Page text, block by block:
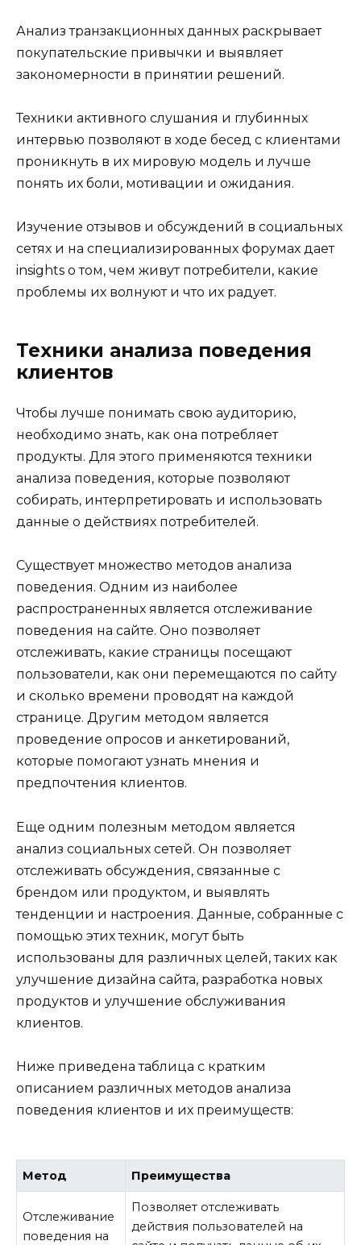
Анализ транзакционных данных раскрывает
покупательские привычки и выявляет
закономерности в принятии решений.
Техники активного слушания и глубинных
интервью позволяют в ходе бесед с клиентами
проникнуть в их мировую модель и лучше
понять их боли, мотивации и ожидания.
Изучение отзывов и обсуждений в социальных
сетях и на специализированных форумах дает
insights о том, чем живут потребители, какие
проблемы их волнуют и что их радует.
Техники анализа поведения
клиентов
Чтобы лучше понимать свою аудиторию,
необходимо знать, как она потребляет
продукты. Для этого применяются техники
анализа поведения, которые позволяют
собирать, интерпретировать и использовать
данные о действиях потребителей.
Существует множество методов анализа
поведения. Одним из наиболее
распространенных является отслеживание
поведения на сайте. Оно позволяет
отслеживать, какие страницы посещают
пользователи, как они перемещаются по сайту
и сколько времени проводят на каждой
странице. Другим методом является
проведение опросов и анкетирований,
которые помогают узнать мнения и
предпочтения клиентов.
Еще одним полезным методом является
анализ социальных сетей. Он позволяет
отслеживать обсуждения, связанные с
брендом или продуктом, и выявлять
тенденции и настроения. Данные, собранные с
помощью этих техник, могут быть
использованы для различных целей, таких как
улучшение дизайна сайта, разработка новых
продуктов и улучшение обслуживания
клиентов.
Ниже приведена таблица с кратким
описанием различных методов анализа
поведения клиентов и их преимуществ:
Метод Преимущества
Отслеживание
поведения на
Позволяет отслеживать
действия пользователей на